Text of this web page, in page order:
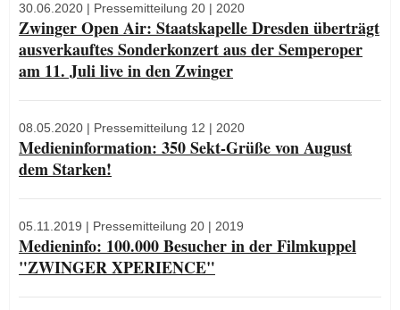
30.06.2020 | Pressemitteilung 20 | 2020
Zwinger Open Air: Staatskapelle Dresden überträgt
ausverkauftes Sonderkonzert aus der Semperoper
am 11. Juli live in den Zwinger
08.05.2020 | Pressemitteilung 12 | 2020
Medieninformation: 350 Sekt-Grüße von August
dem Starken!
05.11.2019 | Pressemitteilung 20 | 2019
Medieninfo: 100.000 Besucher in der Filmkuppel
"ZWINGER XPERIENCE"